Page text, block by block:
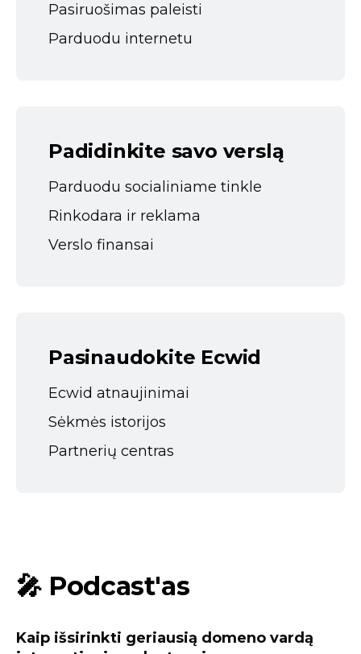
Pasiruošimas paleisti
Parduodu internetu
Padidinkite savo verslą
Parduodu socialiniame tinkle
Rinkodara ir reklama
Verslo finansai
Pasinaudokite Ecwid
Ecwid atnaujinimai
Sėkmės istorijos
Partnerių centras
🎤 Podcast'as
Kaip išsirinkti geriausią domeno vardą